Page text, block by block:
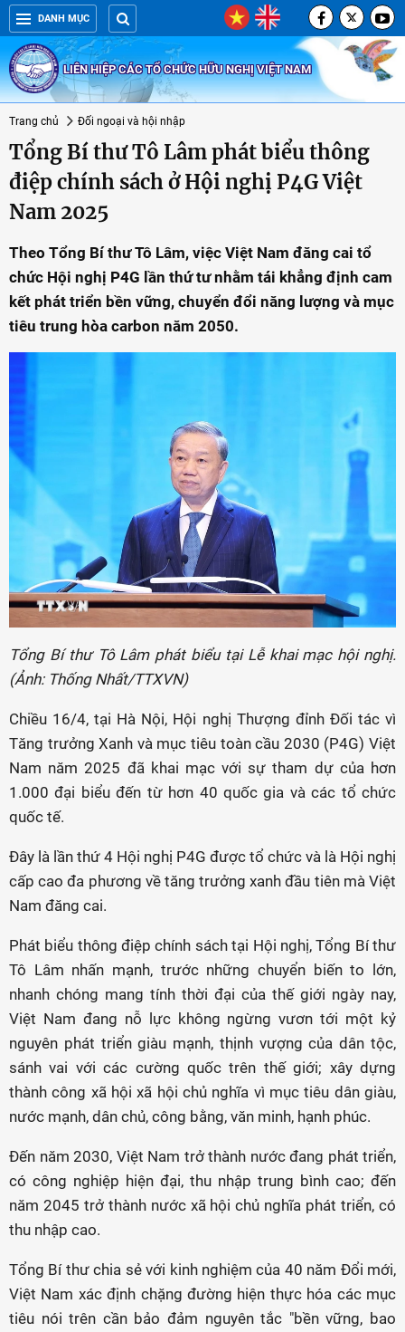
DANH MỤC
LIÊN HIỆP CÁC TỔ CHỨC HỮU NGHỊ VIỆT NAM
Trang chủ Đối ngoại và hội nhập
Tổng Bí thư Tô Lâm phát biểu thông
điệp chính sách ở Hội nghị P4G Việt
Nam 2025
Theo Tổng Bí thư Tô Lâm, việc Việt Nam đăng cai tổ
chức Hội nghị P4G lần thứ tư nhằm tái khẳng định cam
kết phát triển bền vững, chuyển đổi năng lượng và mục
tiêu trung hòa carbon năm 2050.
Tổng Bí thư Tô Lâm phát biểu tại Lễ khai mạc hội nghị.
(Ảnh: Thống Nhất/TTXVN)
Chiều 16/4, tại Hà Nội, Hội nghị Thượng đỉnh Đối tác vì
Tăng trưởng Xanh và mục tiêu toàn cầu 2030 (P4G) Việt
Nam năm 2025 đã khai mạc với sự tham dự của hơn
1.000 đại biểu đến từ hơn 40 quốc gia và các tổ chức
quốc tế.
Đây là lần thứ 4 Hội nghị P4G được tổ chức và là Hội nghị
cấp cao đa phương về tăng trưởng xanh đầu tiên mà Việt
Nam đăng cai.
Phát biểu thông điệp chính sách tại Hội nghị, Tổng Bí thư
Tô Lâm nhấn mạnh, trước những chuyển biến to lớn,
nhanh chóng mang tính thời đại của thế giới ngày nay,
Việt Nam đang nỗ lực không ngừng vươn tới một kỷ
nguyên phát triển giàu mạnh, thịnh vượng của dân tộc,
sánh vai với các cường quốc trên thế giới; xây dựng
thành công xã hội xã hội chủ nghĩa vì mục tiêu dân giàu,
nước mạnh, dân chủ, công bằng, văn minh, hạnh phúc.
Đến năm 2030, Việt Nam trở thành nước đang phát triển,
có công nghiệp hiện đại, thu nhập trung bình cao; đến
năm 2045 trở thành nước xã hội chủ nghĩa phát triển, có
thu nhập cao.
Tổng Bí thư chia sẻ với kinh nghiệm của 40 năm Đổi mới,
Việt Nam xác định chặng đường hiện thực hóa các mục
tiêu nói trên cần bảo đảm nguyên tắc "bền vững, bao